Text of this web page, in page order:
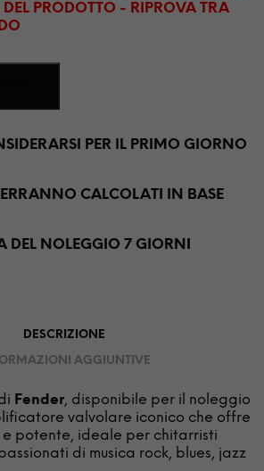
PRODOTTO - RIPROVA TRA
PER IL PRIMO GIORNO
CALCOLATI IN BASE
DEL NOLEGGIO 7 GIORNI
DESCRIZIONE
AGGIUNTIVE
Fender, disponibile per il noleggio
valvolare iconico che offre
e potente, ideale per chitarristi
di musica rock, blues, jazz